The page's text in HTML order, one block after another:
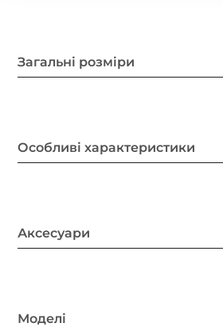
Загальні розміри
Особливі характеристики
Аксесуари
Моделі